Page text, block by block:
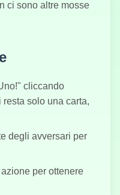
ci sono altre mosse
cliccando
resta solo una carta,
degli avversari per
per ottenere